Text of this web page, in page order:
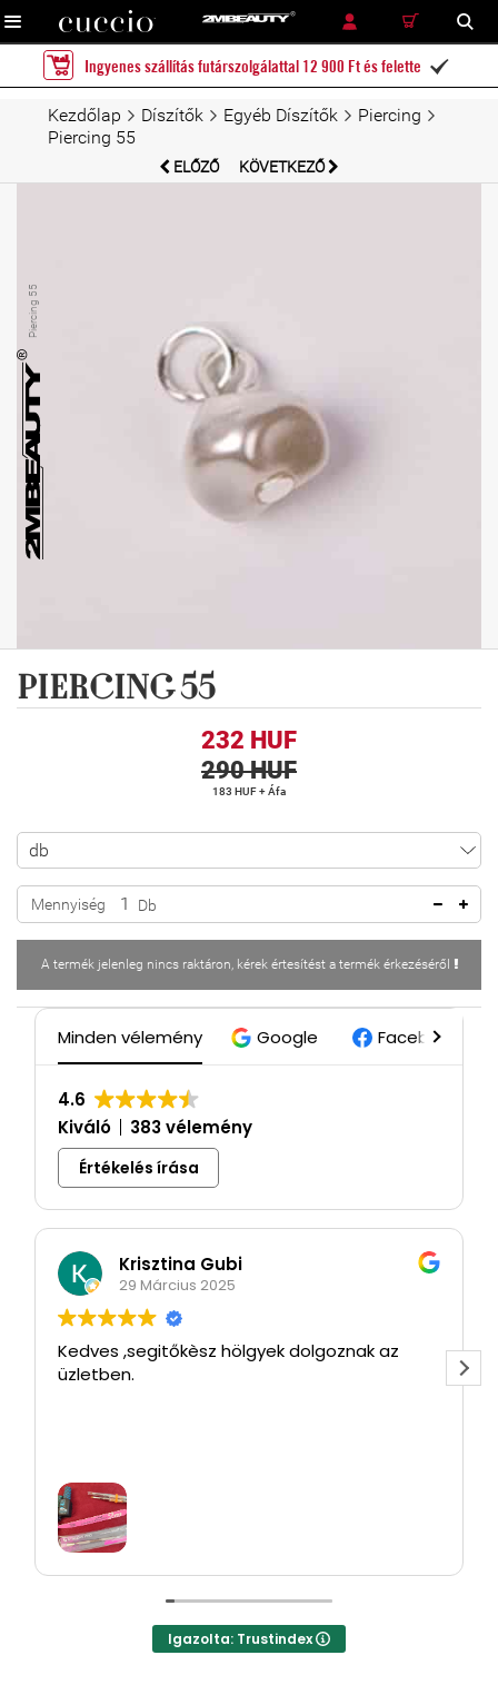
RÉSZLETES KERESÉS KERESÉS
Ingyenes szállítás futárszolgálattal 12 900 Ft és felette 
Kezdőlap Díszítők Egyéb Díszítők
Piercing
Piercing 55
ELŐZŐ KÖVETKEZŐ
Piercing 55
PIERCING 55
232 HUF
290 HUF
183 HUF + Áfa
Mennyiség Db
A termék jelenleg nincs raktáron, kérek értesítést a termék érkezéséről
Minden vélemény Google Facebook
4.6
Kiváló
383 vélemény
Értékelés írása
Krisztina Gubi
29 Március 2025
Kedves ,segitőkèsz hölgyek dolgoznak az
üzletben.
Igazolta: Trustindex